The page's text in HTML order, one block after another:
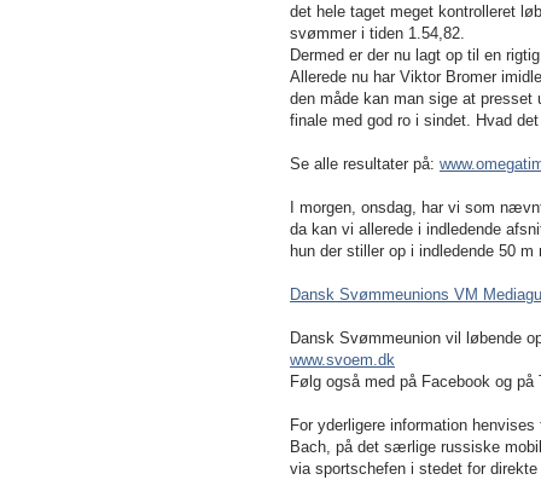
det hele taget meget kontrolleret
svømmer i tiden 1.54,82.
Dermed er der nu lagt op til en
Allerede nu har Viktor Bromer
den måde kan man sige at presset
finale med god ro i sindet. Hvad
Se alle resultater på:
I morgen, onsdag, har vi som
da kan vi allerede i indledende
hun der stiller op i indledende 50
Dansk Svømmeunions VM
Dansk Svømmeunion vil løbende
www.svoem.dk
Følg også med på Facebook og
For yderligere information
Bach, på det særlige russiske
via sportschefen i stedet for